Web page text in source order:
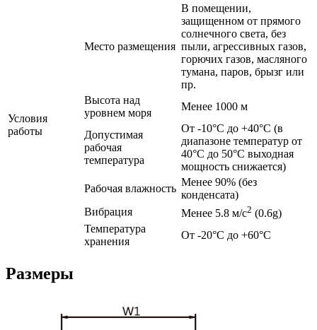
Условия
работы
Место размещения
В помещении,
защищенном от прямого
солнечного света, без
пыли, агрессивных газов,
горючих газов, масляного
тумана, паров, брызг или
пр.
Высота над
уровнем моря
Менее 1000 м
Допустимая
рабочая
температура
От -10°C до +40°C (в
диапазоне температур от
40°C до 50°C выходная
мощность снижается)
Рабочая влажность
Менее 90% (без
конденсата)
Вибрация
Менее 5.8 м/с2 (0.6g)
Температура
хранения
От -20°C до +60°C
Размеры